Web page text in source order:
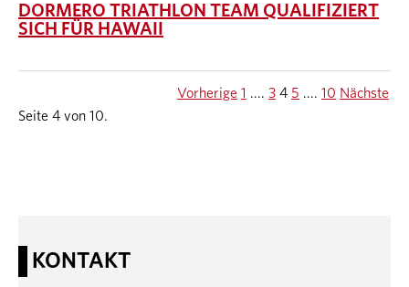
DORMERO TRIATHLON TEAM QUALIFIZIERT
SICH FÜR HAWAII
Seite 4 von 10.
Vorherige 1 .... 3 4 5 .... 10 Nächste
KONTAKT